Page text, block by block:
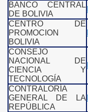
BANCO CENTRAL
DE BOLIVIA
CENTRO DE
PROMOCION
BOLIVIA
CONSEJO
NACIONAL DE
CIENCIA Y
TECNOLOGÍA
CONTRALORÍA
GENERAL DE LA
REPÚBLICA